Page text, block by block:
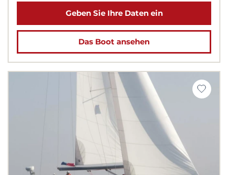
Geben Sie Ihre Daten ein
Das Boot ansehen